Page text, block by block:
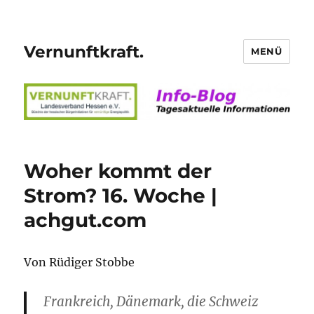
Vernunftkraft. MENÜ
Woher kommt der
Strom? 16. Woche |
achgut.com
Von Rüdiger Stobbe
Frankreich, Dänemark, die Schweiz